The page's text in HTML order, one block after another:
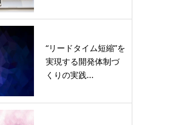
“リードタイム短縮”を
実現する開発体制づ
くりの実践...